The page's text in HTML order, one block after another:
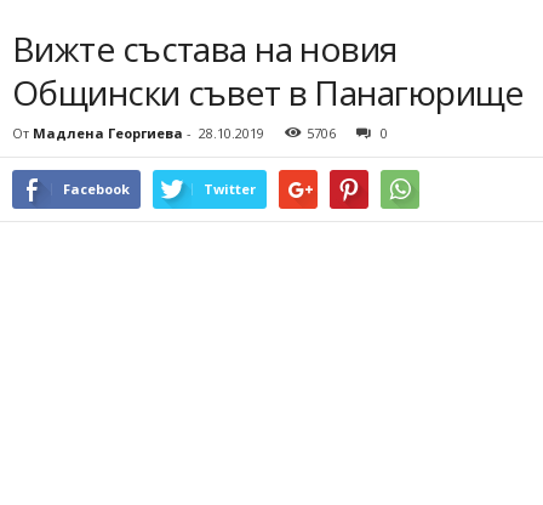
Вижте състава на новия
Общински съвет в Панагюрище
От Мадлена Георгиева - 28.10.2019 5706 0
Facebook Twitter